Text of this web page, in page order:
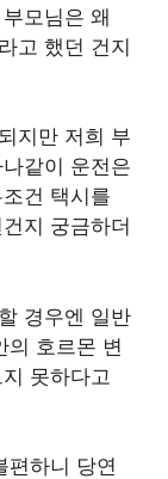
모님은 왜
고 했던 건지
지만 저희 부
같이 운전은
건 택시를
지 궁금하더
경우엔 일반
의 호르몬 변
못하다고
편하니 당연